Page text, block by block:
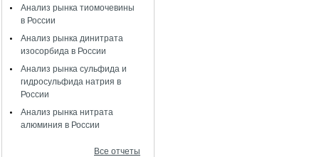
Анализ рынка тиомочевины
в России
Анализ рынка динитрата
изосорбида в России
Анализ рынка сульфида и
гидросульфида натрия в
России
Анализ рынка нитрата
алюминия в России
Все отчеты